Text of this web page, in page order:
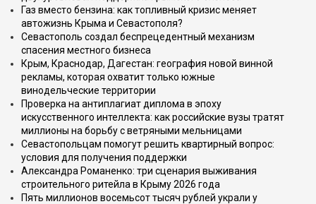
Газ вместо бензина: как топливный кризис меняет
автожизнь Крыма и Севастополя?
Севастополь создал беспрецедентный механизм
спасения местного бизнеса
Крым, Краснодар, Дагестан: география новой винной
рекламы, которая охватит только южные
винодельческие территории
Проверка на антиплагиат диплома в эпоху
искусственного интеллекта: как российские вузы тратят
миллионы на борьбу с ветряными мельницами
Севастопольцам помогут решить квартирный вопрос:
условия для получения поддержки
Александра Романенко: три сценария выживания
строительного ритейла в Крыму 2026 года
Пять миллионов восемьсот тысяч рублей украли у